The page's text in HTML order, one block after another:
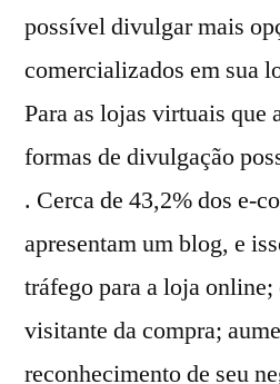
possível divulgar mais
comercializados em sua
Para as lojas virtuais que
formas de divulgação
. Cerca de 43,2% dos e-
apresentam um blog, e
tráfego para a loja
visitante da compra;
reconhecimento de seu